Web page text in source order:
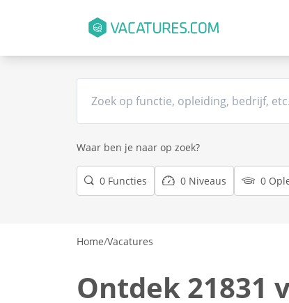
Waar ben je naar op zoek?
0 Functies 0 Niveaus 0
Home/Vacatures
Ontdek 21831